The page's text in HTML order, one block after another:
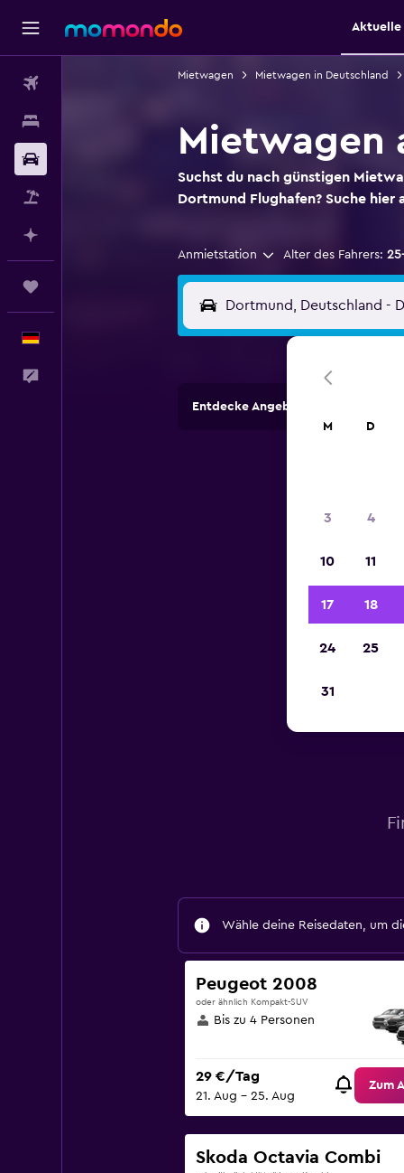
Aktuelle
Mietwagen Mietwagen in Deutschland
Mietwagen
Suchst du nach günstigen
Dortmund Flughafen? Suche hier
Anmietstation Alter des Fahrers:
Entdecke Angebote von
Wähle deine Reisedaten, um
Peugeot 2008
oder ähnlich Kompakt-SUV
Bis zu 4 Personen
29 €/Tag
21. Aug – 25. Aug
Zum
Skoda Octavia Combi
M D
3 4
10 11
17 18
24 25
31